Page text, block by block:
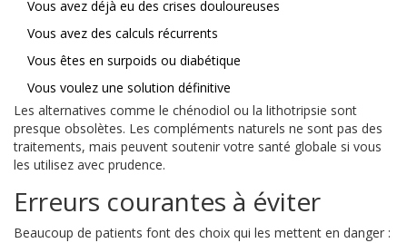
Vous avez déjà eu des crises douloureuses
Vous avez des calculs récurrents
Vous êtes en surpoids ou diabétique
Vous voulez une solution définitive
Les alternatives comme le chénodiol ou la lithotripsie sont
presque obsolètes. Les compléments naturels ne sont pas des
traitements, mais peuvent soutenir votre santé globale si vous
les utilisez avec prudence.
Erreurs courantes à éviter
Beaucoup de patients font des choix qui les mettent en danger :